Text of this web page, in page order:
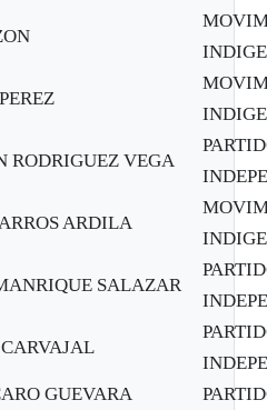
RODRIGUEZ VEGA
ARDILA
SALAZAR
GUEVARA